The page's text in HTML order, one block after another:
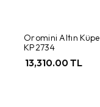
Oromini Altın Küpe
KP2734
13,310.00 TL